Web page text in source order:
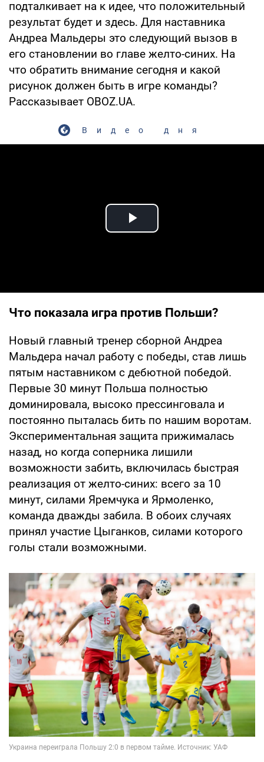
подталкивает на к идее, что положительный
результат будет и здесь. Для наставника
Андреа Мальдеры это следующий вызов в
его становлении во главе желто-синих. На
что обратить внимание сегодня и какой
рисунок должен быть в игре команды?
Рассказывает OBOZ.UA.
Видео дня
Play Video
Что показала игра против Польши?
Новый главный тренер сборной Андреа
Мальдера начал работу с победы, став лишь
пятым наставником с дебютной победой.
Первые 30 минут Польша полностью
доминировала, высоко прессинговала и
постоянно пыталась бить по нашим воротам.
Экспериментальная защита прижималась
назад, но когда соперника лишили
возможности забить, включилась быстрая
реализация от желто-синих: всего за 10
минут, силами Яремчука и Ярмоленко,
команда дважды забила. В обоих случаях
принял участие Цыганков, силами которого
голы стали возможными.